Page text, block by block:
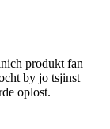
produkt fan
by jo tsjinst
oplost.